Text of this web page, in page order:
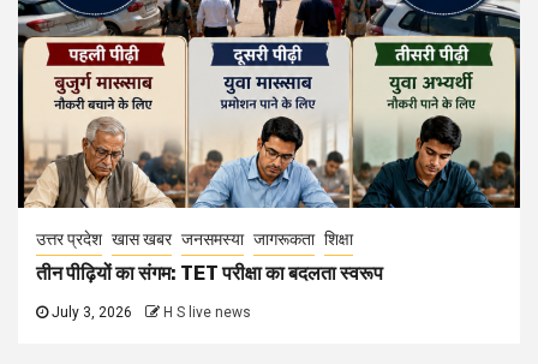
उत्तर प्रदेश खास खबर जनसमस्या जागरूकता शिक्षा
तीन पीढ़ियों का संगम: TET परीक्षा का बदलता स्वरूप
July 3, 2026 H S live news